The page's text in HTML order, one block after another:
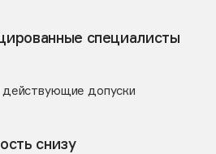
специалисты
допуски
снизу